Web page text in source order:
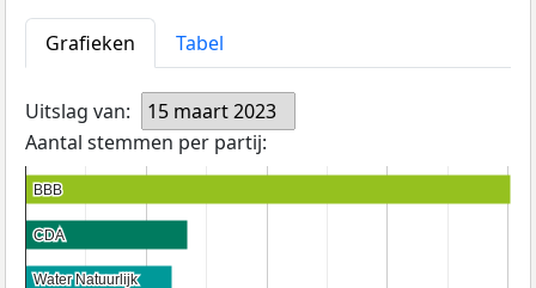
Grafieken Tabel
Uitslag van:
15 maart 2023
Aantal stemmen per partij:
BBB
BBB
CDA
CDA
Water Natuurlijk
Water Natuurlijk